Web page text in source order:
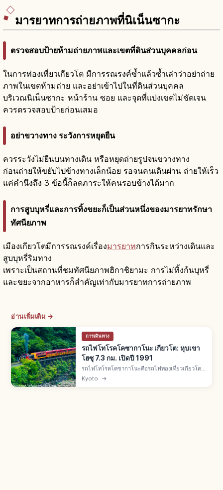
มารยาทการถ่ายภาพที่นิเน็นซากะ
ตรวจสอบป้ายห้ามถ่ายภาพและเขตที่ดินส่วนบุคคลก่อน
ในการท่องเที่ยวเกียวโต มีการรณรงค์ซ้ำแล้วซ้ำเล่าว่าอย่าถ่าย
ภาพในเขตห้ามถ่าย และอย่าเข้าไปในที่ดินส่วนบุคคล
บริเวณนิเน็นซากะ หน้าร้าน ซอย และจุดที่แบ่งเขตไม่ชัดเจน
ควรตรวจสอบป้ายก่อนเสมอ
อย่าขวางทาง ระวังการหยุดยืน
ควรระวังไม่ยืนบนทางเดิน หรือหยุดถ่ายรูปจนขวางทาง
ก่อนถ่ายให้ขยับไปข้างทางเล็กน้อย รอจนคนเดินผ่าน ถ่ายให้เร็ว
แค่คำนึงถึง 3 ข้อนี้ก็ลดภาระให้คนรอบข้างได้มาก
การสูบบุหรี่และการทิ้งขยะก็เป็นส่วนหนึ่งของมารยาทรักษา
ทัศนียภาพ
เมืองเกียวโตมีการรณรงค์เรื่องมารยาทการกินระหว่างเดินและ
สูบบุหรี่ริมทาง
เพราะเป็นสถานที่ชมทัศนียภาพฮิกาชิยามะ การไม่ทิ้งก้นบุหรี่
และขยะจากอาหารก็สำคัญเท่ากับมารยาทการถ่ายภาพ
อ่านเพิ่มเติม →
การเดินทาง
รถไฟโทโรคโคซากาโนะ เกียวโต: หุบเขา
โฮซุ 7.3 กม. เปิดปี 1991
รถไฟโทโรคโคซากาโนะคือรถไฟท่องเที่ยวเกียวโต
โทโรคโคซากะ-โทโรคโคคาเมโอกะ 7.3 กม. เปิดปี
1991 ใช้รางเก่า JR สายซันอิน มี 5 ตู้ โดยตู้ที่ 5 เปิด
Kyoto →